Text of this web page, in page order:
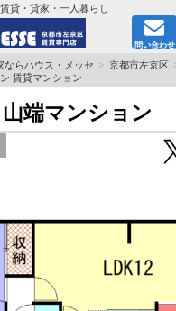
貸・貸家・一人暮らし
問い合わせ
まへ
ンション？賃家？
らハウス・メッセ 京都市左京区
賃貸マンション
山端マンション